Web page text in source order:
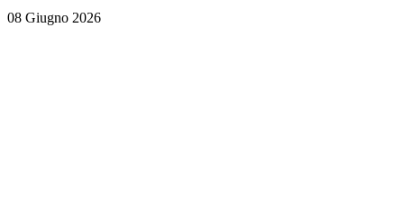
08 Giugno 2026